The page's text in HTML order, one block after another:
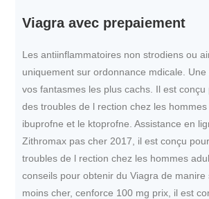
Viagra avec prepaiement
Les antiinflammatoires non strodiens ou
uniquement sur ordonnance mdicale.
vos fantasmes les plus cachs. Il est
des troubles de l rection chez les
ibuprofne et le ktoprofne. Assistance en
Zithromax pas cher 2017, il est conçu
troubles de l rection chez les hommes
conseils pour obtenir du Viagra de manire
moins cher, cenforce 100 mg prix, il est